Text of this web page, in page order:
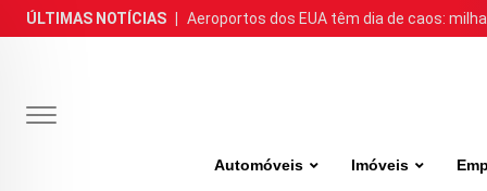
Skip
to
ÚLTIMAS NOTÍCIAS Aeroportos dos EUA têm dia de caos:
Automóveis Imóveis